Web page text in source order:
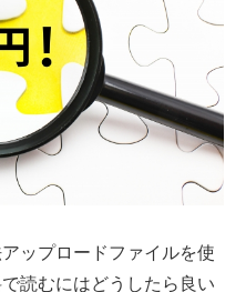
ップロードファイルを使
読むにはどうしたら良い